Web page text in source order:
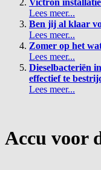
Lees meer...
Ben jij al klaar
Lees meer...
Zomer op het
Lees meer...
Dieselbacteriën
effectief te
Lees meer...
Accu voor